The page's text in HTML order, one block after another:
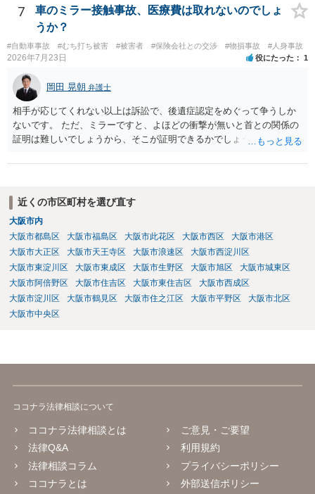
定される可能性が高いです。ご参考にしてください。
7
車のミラー接触事故、医療費は取れないのでしょ
うか？
#自動車事故 #むち打ち被害 #被害者 #保険会社との交渉 #物損事故 #人身事故
2026年7月23日 役にたった 1
岡田 晃朝 弁護士
相手が応じてくれない以上は訴訟で、後遺症認定をめぐって争うしか
ないです。 ただ、ミラーですと、よほどの衝撃が無いと首との関係の
証明は難しいでしょうから、そこが証明できるかでしょうね。
近くの市区町村を選び直す
大阪市内
大阪市都島区
大阪市福島区 大阪市此花区 大阪市西区
大阪市港区
大阪市大正区
大阪市天王寺区 大阪市浪速区
大阪市西淀川区
大阪市東淀川区
大阪市東成区 大阪市生野区 大阪市旭区
大阪市城東区
大阪市阿倍野区
大阪市住吉区 大阪市東住吉区
大阪市西成区
大阪市淀川区
大阪市鶴見区 大阪市住之江区 大阪市平野区
大阪市北区
大阪市中央区
ココナラ法律相談について
ココナラ法律相談とは
法律Q&A
法律相談コラム
ココナラとは
ご意見・ご要望
利用規約
プライバシーポリシー
外部送信ポリシー